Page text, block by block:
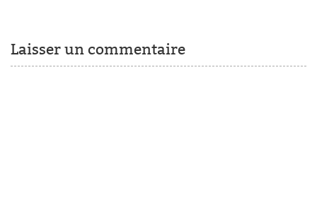
Laisser un commentaire